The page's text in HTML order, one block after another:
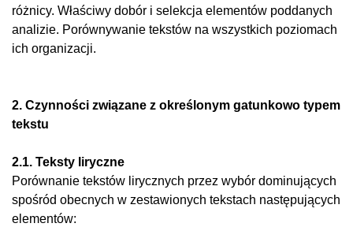
różnicy. Właściwy dobór i selekcja elementów poddanych
analizie. Porównywanie tekstów na wszystkich poziomach
ich organizacji.
2. Czynności związane z określonym gatunkowo typem
tekstu
2.1. Teksty liryczne
Porównanie tekstów lirycznych przez wybór dominujących
spośród obecnych w zestawionych tekstach następujących
elementów: